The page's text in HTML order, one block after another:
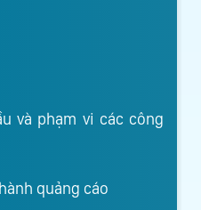
và phạm vi các công
quảng cáo